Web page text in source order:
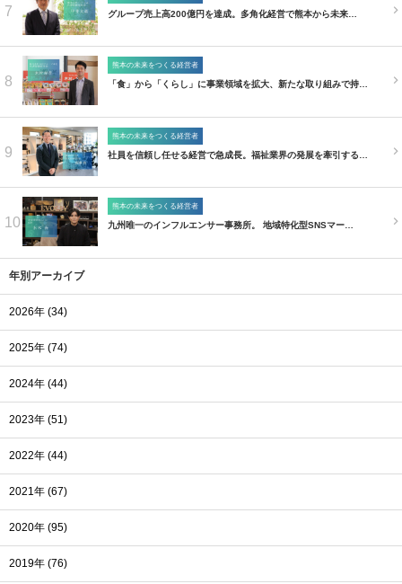
7 グループ売上高200億円を達成。多角化経営で熊本から未来…
8
熊本の未来をつくる経営者
「食」から「くらし」に事業領域を拡大、新たな取り組みで持…
9
熊本の未来をつくる経営者
社員を信頼し任せる経営で急成長。福祉業界の発展を牽引する…
10
熊本の未来をつくる経営者
九州唯一のインフルエンサー事務所。 地域特化型SNSマー…
年別アーカイブ
2026年 (34)
2025年 (74)
2024年 (44)
2023年 (51)
2022年 (44)
2021年 (67)
2020年 (95)
2019年 (76)